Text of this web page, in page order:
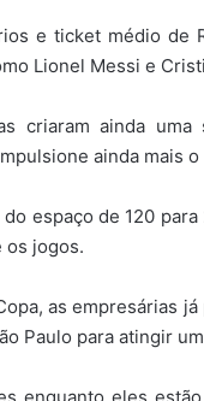
e ticket médio de
Lionel Messi e
criaram ainda
ainda mais o
espaço de 120
os jogos.
as empresárias
Paulo para atingir
enquanto eles